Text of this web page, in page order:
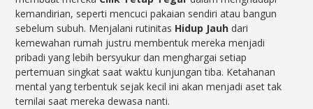
kemandirian, seperti mencuci pakaian sendiri atau bangun
sebelum subuh. Menjalani rutinitas Hidup Jauh dari
kemewahan rumah justru membentuk mereka menjadi
pribadi yang lebih bersyukur dan menghargai setiap
pertemuan singkat saat waktu kunjungan tiba. Ketahanan
mental yang terbentuk sejak kecil ini akan menjadi aset tak
ternilai saat mereka dewasa nanti.